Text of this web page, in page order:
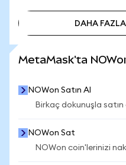
DAHA
MetaMask'ta
NOWon Satın Al
Birkaç dokunuşla satın
NOWon Sat
NOWon coin'lerinizi